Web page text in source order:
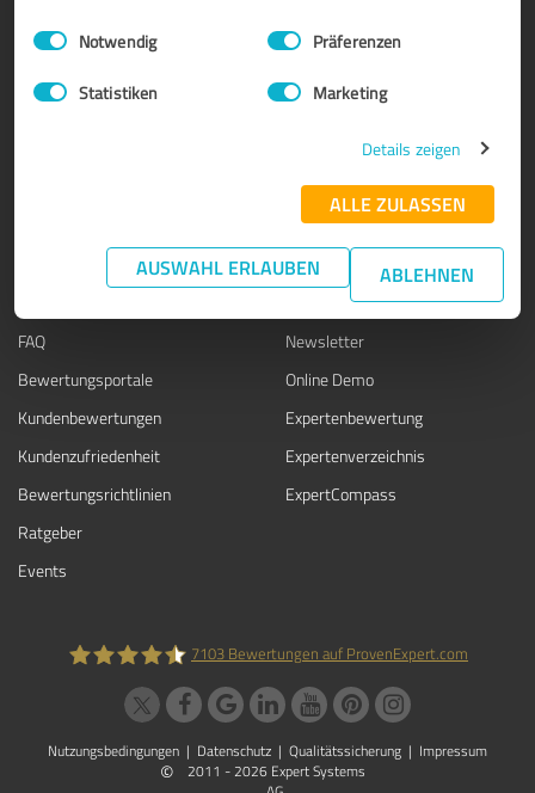
Impressum Datenschutzbestimmungen
Einwilligungsauswahl
Notwendig Präferenzen
Statistiken Marketing
Details zeigen
ALLE ZULASSEN
AUSWAHL ERLAUBEN ABLEHNEN
Kundenumfragen
Enterprise Suite
Unternehmen
Jobs
Kundenstimmen
FAQ
Bewertungsportale
Kundenbewertungen
Kundenzufriedenheit
Bewertungs­richtlinien
Ratgeber
Events
SERVICE
Newsletter
Online Demo
Expertenbewertung
Expertenverzeichnis
ExpertCompass
ProvenExpert.com
7103 Bewertungen auf ProvenExpert.com
Nutzungsbedingungen | Datenschutz | Qualitätssicherung | Impressum
©
2011 - 2026 Expert Systems